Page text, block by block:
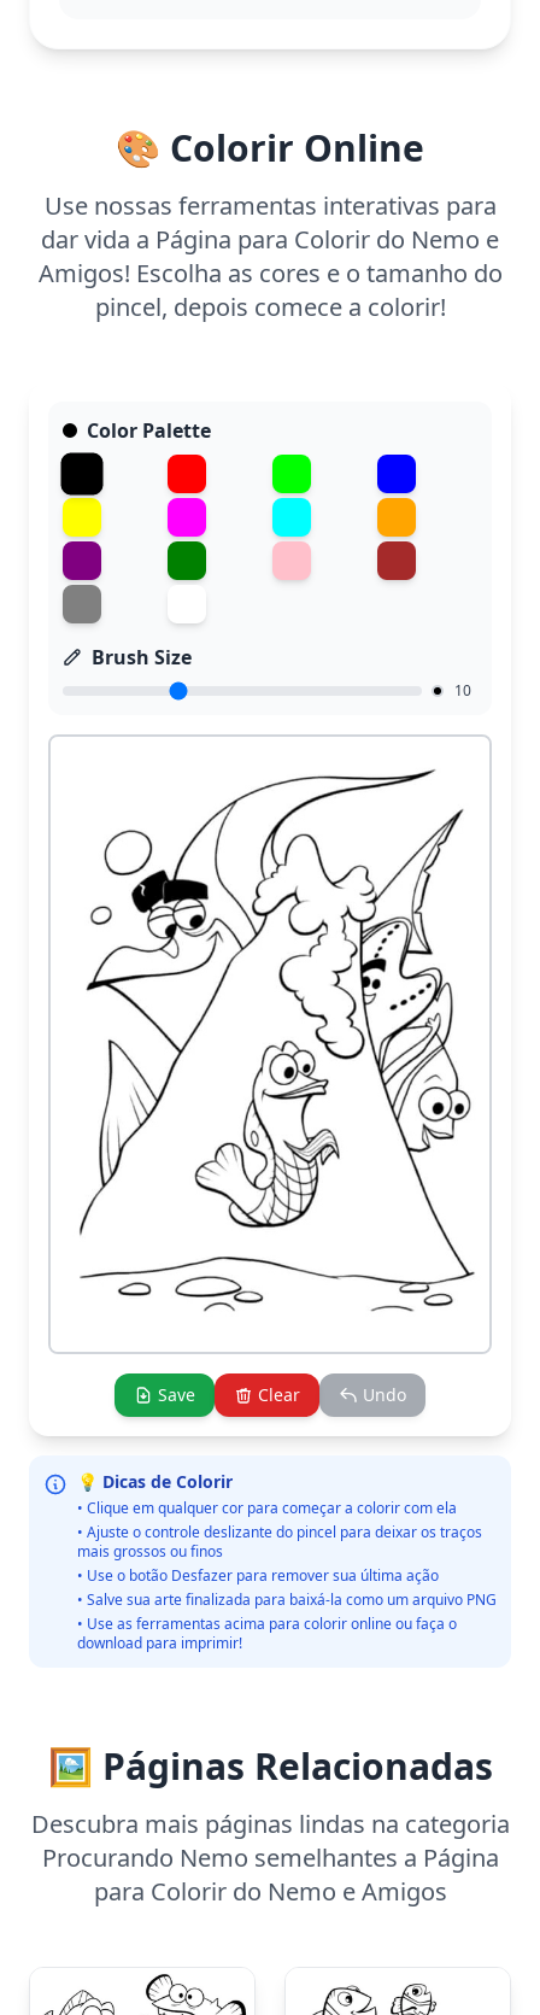
🎨 Colorir Online
Use nossas ferramentas interativas para
dar vida a Página para Colorir do Nemo e
Amigos! Escolha as cores e o tamanho do
pincel, depois comece a colorir!
Color Palette
Brush Size
10
Save Clear Undo
💡 Dicas de Colorir
• Clique em qualquer cor para começar a colorir com ela
• Ajuste o controle deslizante do pincel para deixar os traços
mais grossos ou finos
• Use o botão Desfazer para remover sua última ação
• Salve sua arte finalizada para baixá-la como um arquivo PNG
• Use as ferramentas acima para colorir online ou faça o
download para imprimir!
🖼️ Páginas Relacionadas
Descubra mais páginas lindas na categoria
Procurando Nemo semelhantes a Página
para Colorir do Nemo e Amigos